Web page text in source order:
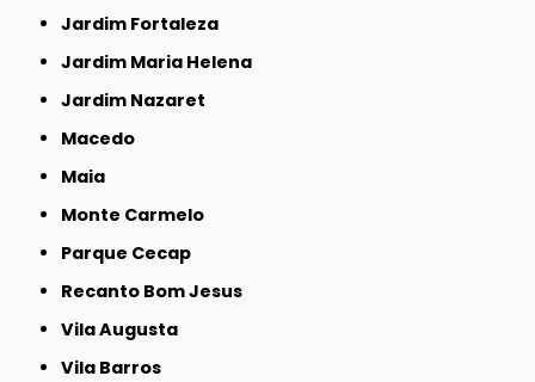
Jardim Fortaleza
Jardim Maria Helena
Jardim Nazaret
Macedo
Maia
Monte Carmelo
Parque Cecap
Recanto Bom Jesus
Vila Augusta
Vila Barros